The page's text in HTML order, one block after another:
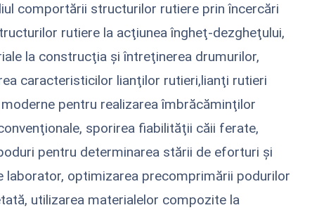
comportării structurilor rutiere prin încercări
rutiere la acţiunea îngheţ-dezgheţului,
la construcţia şi întreţinerea drumurilor,
caracteristicilor lianţilor rutieri,lianţi rutieri
pentru realizarea îmbrăcăminţilor
sporirea fiabilităţii căii ferate,
pentru determinarea stării de eforturi şi
laborator, optimizarea precomprimării podurilor
utilizarea materialelor compozite la